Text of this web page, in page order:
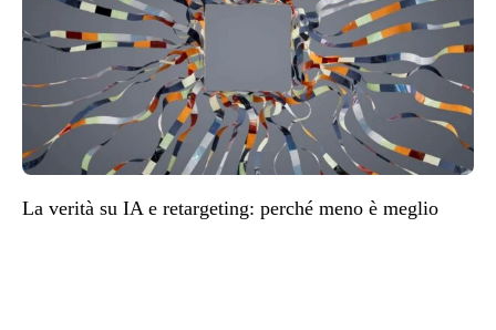
La verità su IA e retargeting: perché meno è meglio